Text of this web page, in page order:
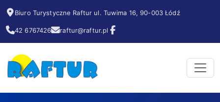
Biuro Turystyczne Raftur ul. Tuwima 16, 90-003 Łódź
42 6767426 raftur@raftur.pl